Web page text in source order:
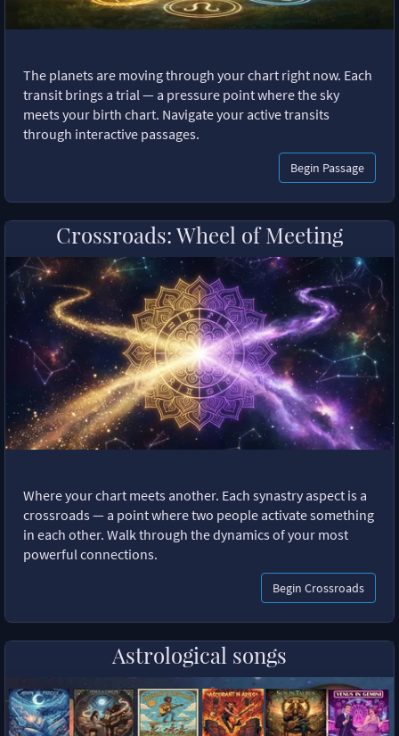
The planets are moving through your chart right now. Each
transit brings a trial — a pressure point where the sky
meets your birth chart. Navigate your active transits
through interactive passages.
Begin Passage
Crossroads: Wheel of Meeting
Where your chart meets another. Each synastry aspect is a
crossroads — a point where two people activate something
in each other. Walk through the dynamics of your most
powerful connections.
Begin Crossroads
Astrological songs